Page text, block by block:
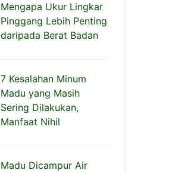
Mengapa Ukur Lingkar
Pinggang Lebih Penting
daripada Berat Badan
7 Kesalahan Minum
Madu yang Masih
Sering Dilakukan,
Manfaat Nihil
Madu Dicampur Air